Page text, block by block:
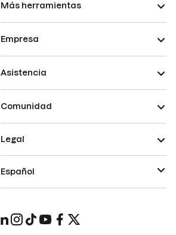
Más herramientas
Empresa
Asistencia
Comunidad
Legal
Español